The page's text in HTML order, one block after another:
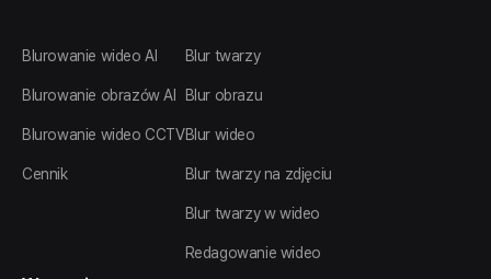
Blurowanie wideo AI
Blurowanie obrazów AI
Blurowanie wideo CCTV
Cennik
Blur twarzy
Blur obrazu
Blur wideo
Blur twarzy na zdjęciu
Blur twarzy w wideo
Redagowanie wideo